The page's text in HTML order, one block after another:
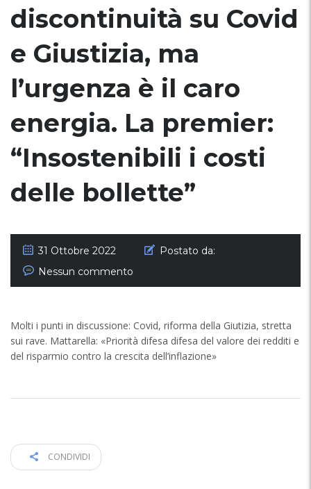
discontinuità su Covid
e Giustizia, ma
l’urgenza è il caro
energia. La premier:
“Insostenibili i costi
delle bollette”
31 Ottobre 2022
Postato da:
Nessun commento
Molti i punti in discussione: Covid, riforma della Giutizia, stretta
sui rave. Mattarella: «Priorità difesa difesa del valore dei redditi e
del risparmio contro la crescita dell’inflazione»
CONDIVIDI